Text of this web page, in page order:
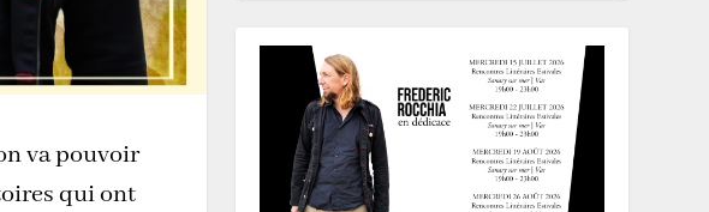
va pouvoir
qui ont